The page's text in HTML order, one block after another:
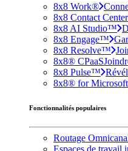
8x8 Work®
8x8 Contact
8x8 AI Studio™
8x8 Engage™
8x8 Resolve™
8x8® CPaaS
8x8 Pulse™
8x8® for Microsoft
Fonctionnalités populaires
Routage
Espaces de travail